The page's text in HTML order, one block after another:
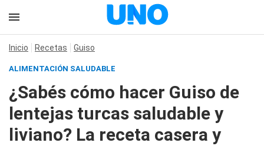
Inicio Recetas Guiso
ALIMENTACIÓN SALUDABLE
¿Sabés cómo hacer Guiso de
lentejas turcas saludable y
liviano? La receta casera y